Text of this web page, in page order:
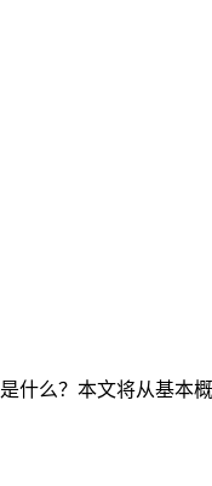
什么？本文将从基本